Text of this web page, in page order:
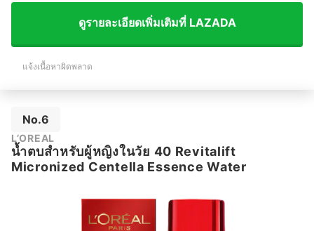
ดูรายละเอียดเพิ่มเติมที่ LAZADA
แจ้งเนื้อหาผิดพลาด
No.6
L’OREAL
น้ำตบสำหรับผู้หญิงในวัย 40 Revitalift
Micronized Centella Essence Water